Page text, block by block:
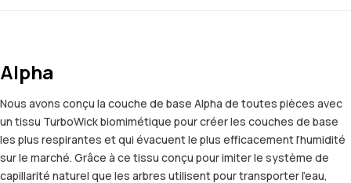
Alpha
Nous avons conçu la couche de base Alpha de toutes pièces avec
un tissu TurboWick biomimétique pour créer les couches de base
les plus respirantes et qui évacuent le plus efficacement l’humidité
sur le marché. Grâce à ce tissu conçu pour imiter le système de
capillarité naturel que les arbres utilisent pour transporter l’eau,